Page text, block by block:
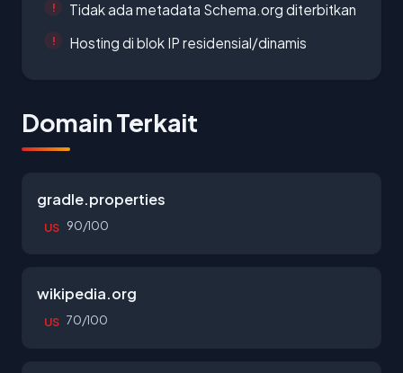
Tidak ada metadata Schema.org diterbitkan
Hosting di blok IP residensial/dinamis
Domain Terkait
gradle.properties
US 90/100
wikipedia.org
US 70/100